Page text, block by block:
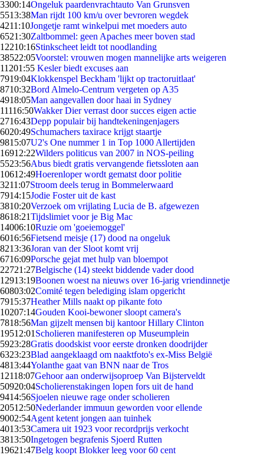
3300:14Ongeluk paardenvrachtauto Van Grunsven
5513:38Man rijdt 100 km/u over bevroren wegdek
4211:10Jongetje ramt winkelpui met moeders auto
6521:30Zaltbommel: geen Apaches meer boven stad
12210:16Stinkscheet leidt tot noodlanding
38522:05Voorstel: vrouwen mogen mannelijke arts weigeren
11201:55 Kesler biedt excuses aan
7919:04Klokkenspel Beckham 'lijkt op tractoruitlaat'
8710:32Bord Almelo-Centrum vergeten op A35
4918:05Man aangevallen door haai in Sydney
11116:50Wakker Dier verrast door succes eigen actie
2716:43Depp populair bij handtekeningenjagers
6020:49Schumachers taxirace krijgt staartje
9815:07U2's One nummer 1 in Top 1000 Allertijden
16912:22Wilders politicus van 2007 in NOS-peiling
5523:56Abus biedt gratis vervangende fietssloten aan
10612:49Hoerenloper wordt gematst door politie
3211:07Stroom deels terug in Bommelerwaard
7914:15Jodie Foster uit de kast
3810:20Verzoek om vrijlating Lucia de B. afgewezen
8618:21Tijdslimiet voor je Big Mac
14006:10Ruzie om 'goeiemoggel'
6016:56Fietsend meisje (17) dood na ongeluk
8213:36Joran van der Sloot komt vrij
6716:09Porsche gejat met hulp van bloempot
22721:27Belgische (14) steekt biddende vader dood
12913:19Boonen woest na nieuws over 16-jarig vriendinnetje
60803:02Comité tegen belediging islam opgericht
7915:37Heather Mills naakt op pikante foto
10207:14Gouden Kooi-bewoner sloopt camera's
7818:56Man gijzelt mensen bij kantoor Hillary Clinton
19512:01 Scholieren manifesteren op Museumplein
5923:28Gratis doodskist voor eerste dronken doodrijder
6323:23Blad aangeklaagd om naaktfoto's ex-Miss België
4813:44Yolanthe gaat van BNN naar de Tros
12118:07Gehoor aan onderwijsoproep Van Bijsterveldt
50920:04Scholierenstakingen lopen fors uit de hand
9414:56Sjoelen nieuwe rage onder scholieren
20512:50Nederlander immuun geworden voor ellende
9002:54Agent ketent jongen aan tuinhek
4013:53Camera uit 1923 voor recordprijs verkocht
3813:50Ingetogen begrafenis Sjoerd Rutten
19621:47Belg koopt Blokker leeg voor 60 cent